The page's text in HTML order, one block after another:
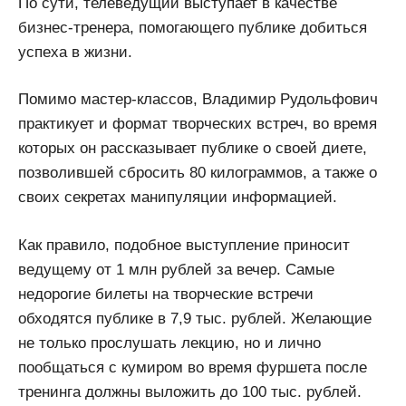
бизнес-тренера, помогающего публике добиться
успеха в жизни.
Помимо мастер-классов, Владимир Рудольфович
практикует и формат творческих встреч, во время
которых он рассказывает публике о своей диете,
позволившей сбросить 80 килограммов, а также о
своих секретах манипуляции информацией.
Как правило, подобное выступление приносит
ведущему от 1 млн рублей за вечер. Самые
недорогие билеты на творческие встречи
обходятся публике в 7,9 тыс. рублей. Желающие
не только прослушать лекцию, но и лично
пообщаться с кумиром во время фуршета после
тренинга должны выложить до 100 тыс. рублей.